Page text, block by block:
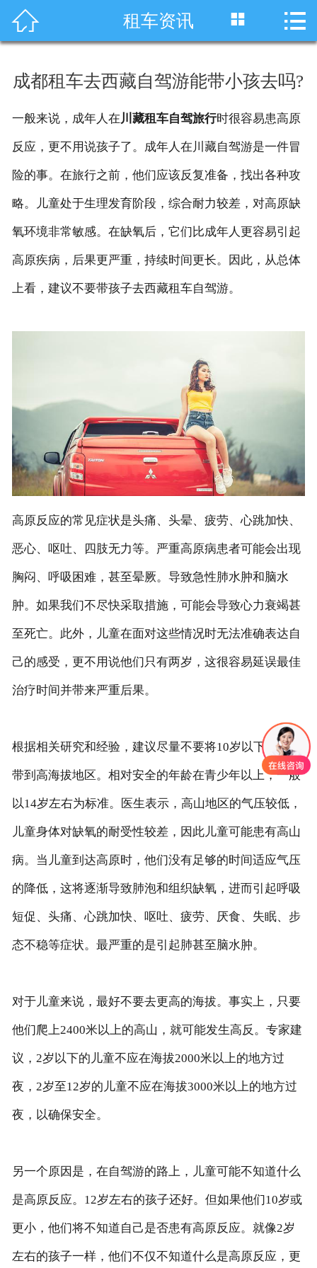
 首页
川藏线租车
服务项目
租车资讯
租车价格
 租车资讯  
成都租车去西藏自驾游能带小孩去吗?
一般来说，成年人在川藏租车自驾旅行时很容易患高原
反应，更不用说孩子了。成年人在川藏自驾游是一件冒
险的事。在旅行之前，他们应该反复准备，找出各种攻
略。儿童处于生理发育阶段，综合耐力较差，对高原缺
氧环境非常敏感。在缺氧后，它们比成年人更容易引起
高原疾病，后果更严重，持续时间更长。因此，从总体
上看，建议不要带孩子去西藏租车自驾游。
高原反应的常见症状是头痛、头晕、疲劳、心跳加快、
恶心、呕吐、四肢无力等。严重高原病患者可能会出现
胸闷、呼吸困难，甚至晕厥。导致急性肺水肿和脑水
肿。如果我们不尽快采取措施，可能会导致心力衰竭甚
至死亡。此外，儿童在面对这些情况时无法准确表达自
己的感受，更不用说他们只有两岁，这很容易延误最佳
治疗时间并带来严重后果。
根据相关研究和经验，建议尽量不要将10岁以下的儿童
带到高海拔地区。相对安全的年龄在青少年以上，一般
以14岁左右为标准。医生表示，高山地区的气压较低，
儿童身体对缺氧的耐受性较差，因此儿童可能患有高山
病。当儿童到达高原时，他们没有足够的时间适应气压
的降低，这将逐渐导致肺泡和组织缺氧，进而引起呼吸
短促、头痛、心跳加快、呕吐、疲劳、厌食、失眠、步
态不稳等症状。最严重的是引起肺甚至脑水肿。
对于儿童来说，最好不要去更高的海拔。事实上，只要
他们爬上2400米以上的高山，就可能发生高反。专家建
议，2岁以下的儿童不应在海拔2000米以上的地方过
夜，2岁至12岁的儿童不应在海拔3000米以上的地方过
夜，以确保安全。
另一个原因是，在自驾游的路上，儿童可能不知道什么
是高原反应。12岁左右的孩子还好。但如果他们10岁或
更小，他们将不知道自己是否患有高原反应。就像2岁
左右的孩子一样，他们不仅不知道什么是高原反应，更